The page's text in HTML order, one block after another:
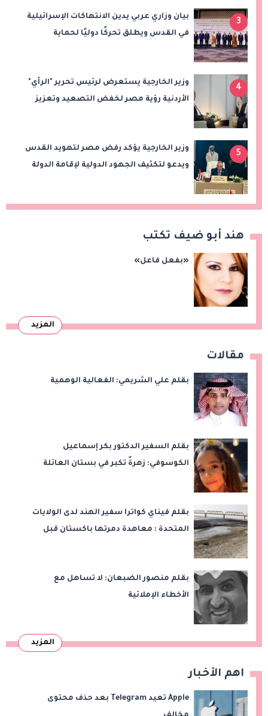
3
بيان وزاري عربي يدين الانتهاكات الإسرائيلية
في القدس ويطلق تحركًا دوليًا لحماية
4
وزير الخارجية يستعرض لرئيس تحرير "الرأي"
الأردنية رؤية مصر لخفض التصعيد وتعزيز
5
وزير الخارجية يؤكد رفض مصر لتهويد القدس
ويدعو لتكثيف الجهود الدولية لإقامة الدولة
هند أبو ضيف تكتب
«بفعل فاعل»
المزيد
مقالات
بقلم علي الشريمي: الفعالية الوهمية
بقلم السفير الدكتور بكر إسماعيل
الكوسوفي: زهرةٌ تكبر في بستان العائلة
بقلم فيناي كواترا سفير الهند لدى الولايات
المتحدة : معاهدة دمرتها باكستان قبل
بقلم منصور الضبعان: لا تساهل مع
الأخطاء الإملائية
المزيد
اهم الأخبار
Apple تعيد Telegram بعد حذف محتوى